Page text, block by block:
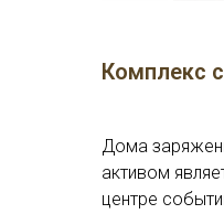
Комплекс
Дома
активом
центре